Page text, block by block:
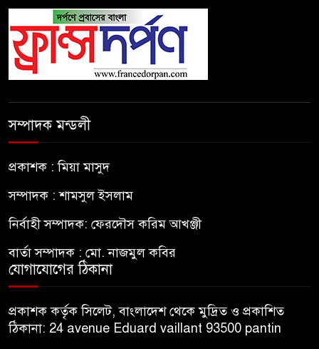
সম্পাদক মন্ডলী
প্রকাশক : মিয়া মাসুদ
সম্পাদক : শামসুল ইসলাম
নির্বাহী সম্পাদক: ফেরদৌস করিম আখঞ্জী
বার্তা সম্পাদক : মো. নাজমুল কবির
যোগাযোগের ঠিকানা
প্রকাশক কর্তৃক সিলেট, বাংলাদেশ থেকে মুদ্রিত ও প্রকাশিত
ঠিকানা: 24 avenue Eduard vaillant 93500 pantin